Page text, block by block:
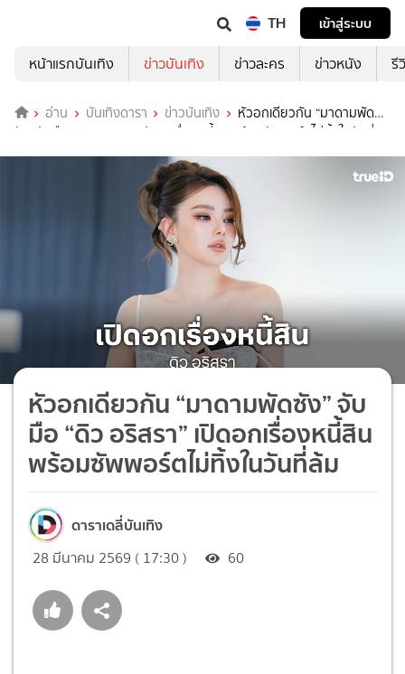
TH
เข้าสู่ระบบ
หน้าแรกบันเทิง
ข่าวบันเทิง ข่าวละคร ข่าวหนัง รี
อ่าน บันเทิงดารา ข่าวบันเทิง
หัวอกเดียวกัน “มาดามพัด
ซัง” จับมือ “ดิว อริสรา” เปิดอกเรื่องหนี้สิน พร้อมซัพพอร์ตไม่ทิ้งในวันที่
หัวอกเดียวกัน “มาดามพัดซัง” จับ
มือ “ดิว อริสรา” เปิดอกเรื่องหนี้สิน
พร้อมซัพพอร์ตไม่ทิ้งในวันที่ล้ม
ดาราเดลี่บันเทิง
28 มีนาคม 2569 ( 17:30 ) 60